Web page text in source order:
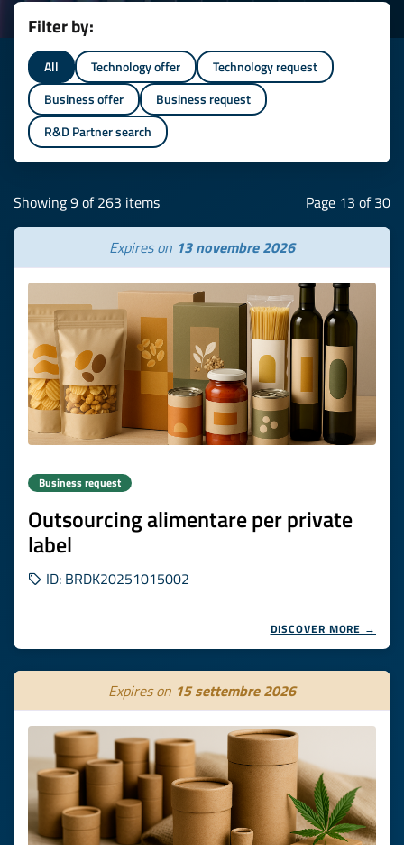
Filter by:
All Technology offer
Technology request
Business offer
Business request
R&D Partner search
Showing 9 of 263 items Page 13 of 30
Expires on 13 novembre 2026
Business request
Outsourcing alimentare per private
label
ID: BRDK20251015002
DISCOVER MORE →
Expires on 15 settembre 2026